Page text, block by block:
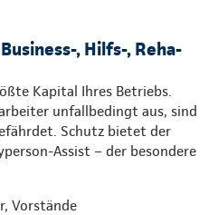
, Hilfs-, Reha-
Kapital Ihres Betriebs.
unfallbedingt aus, sind
Schutz bietet der
Assist – der besondere
Vorstände